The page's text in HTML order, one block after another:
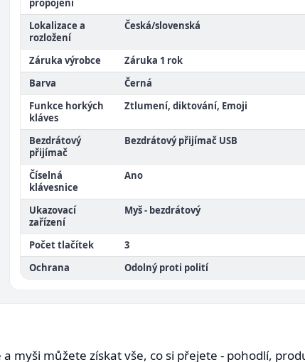
propojení
Lokalizace a
rozložení
Česká/slovenská
Záruka výrobce
Záruka 1 rok
Barva
Černá
Funkce horkých
kláves
Ztlumení, diktování, Emoji
Bezdrátový
přijímač
Bezdrátový přijímač USB
Číselná
klávesnice
Ano
Ukazovací
zařízení
Myš - bezdrátový
Počet tlačítek
3
Ochrana
Odolný proti polití
myši můžete získat vše, co si přejete - pohodlí,